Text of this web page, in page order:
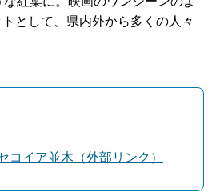
として、県内外から多くの人々
コイア並木（外部リンク）